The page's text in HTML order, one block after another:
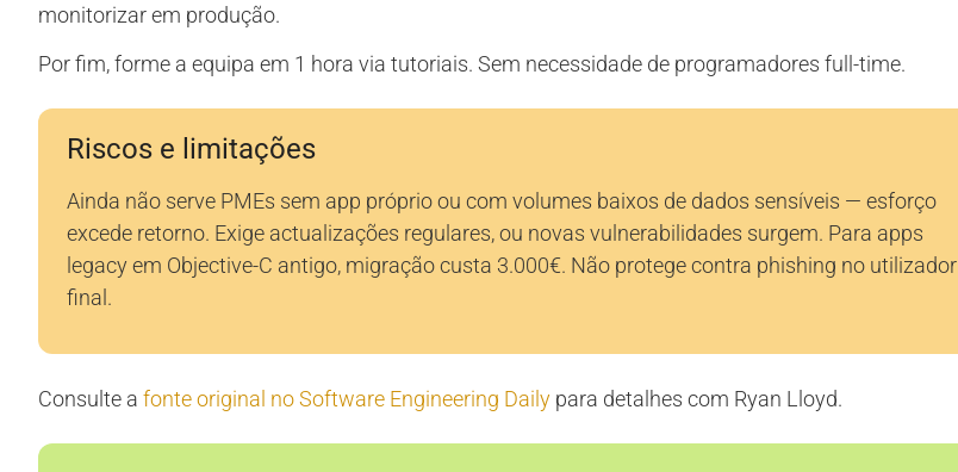
monitorizar em produção.
Por fim, forme a equipa em 1 hora via tutoriais. Sem necessidade de programadores full-time.
Riscos e limitações
Ainda não serve PMEs sem app próprio ou com volumes baixos de dados sensíveis — esforço
excede retorno. Exige actualizações regulares, ou novas vulnerabilidades surgem. Para apps
legacy em Objective-C antigo, migração custa 3.000€. Não protege contra phishing no utilizador
final.
Consulte a fonte original no Software Engineering Daily para detalhes com Ryan Lloyd.